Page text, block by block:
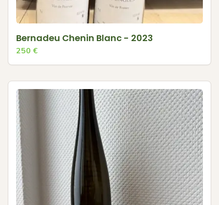
Bernadeu Chenin Blanc - 2023
250 €